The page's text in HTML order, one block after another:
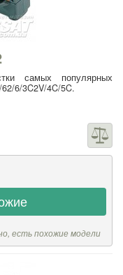
самых популярных
6/3C2V/4C/5C.
есть похожие модели